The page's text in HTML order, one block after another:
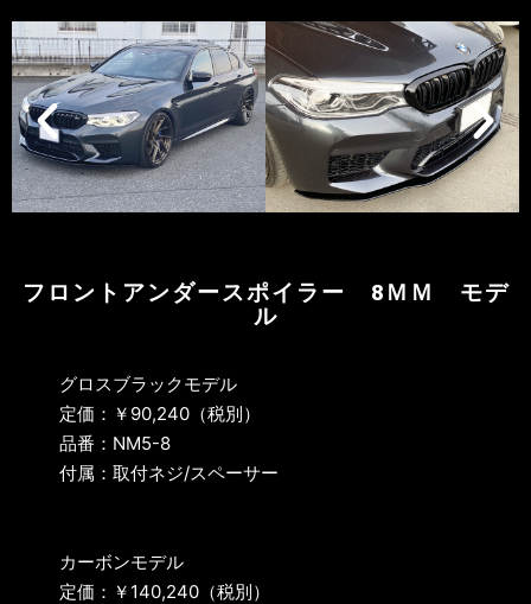
フロントアンダースポイラー 8ＭＭ モデ
ル
グロスブラックモデル
定価：￥90,240（税別）
品番：NM5-8
付属：取付ネジ/スペーサー
カーボンモデル
定価：￥140,240（税別）